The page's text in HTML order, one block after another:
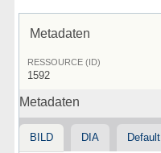
Metadaten
RESSOURCE (ID)
1592
Metadaten
BILD DIA Default